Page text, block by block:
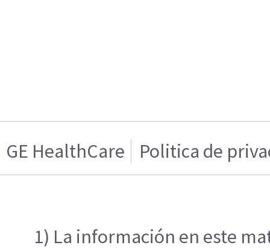
GE HealthCare Politica de
1) La información en este